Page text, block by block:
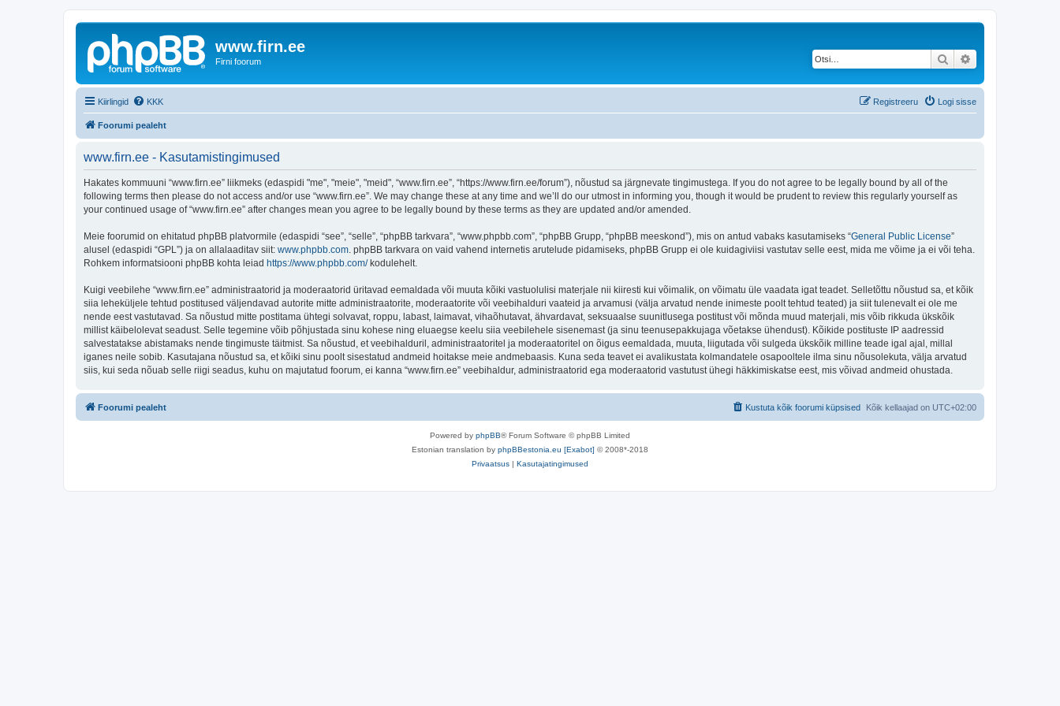
www.firn.ee
Firni foorum Otsi
Kiirlingid KKK Logi sisse
Registreeru
Foorumi pealeht
www.firn.ee - Kasutamistingimused
Hakates kommuuni “www.firn.ee” liikmeks (edaspidi "me", "meie", "meid", “www.firn.ee”, “https://www.firn.ee/forum”), nõustud sa järgnevate tingimustega. If you do not agree to be legally bound by all of the
following terms then please do not access and/or use “www.firn.ee”. We may change these at any time and we’ll do our utmost in informing you, though it would be prudent to review this regularly yourself as
your continued usage of “www.firn.ee” after changes mean you agree to be legally bound by these terms as they are updated and/or amended.
Meie foorumid on ehitatud phpBB platvormile (edaspidi “see”, “selle”, “phpBB tarkvara”, “www.phpbb.com”, “phpBB Grupp, “phpBB meeskond”), mis on antud vabaks kasutamiseks “General Public License”
alusel (edaspidi “GPL”) ja on allalaaditav siit: www.phpbb.com . phpBB tarkvara on vaid vahend internetis arutelude pidamiseks, phpBB Grupp ei ole kuidagiviisi vastutav selle eest, mida me võime ja ei või teha.
Rohkem informatsiooni phpBB kohta leiad https://www.phpbb.com/kodulehelt.
Kuigi veebilehe “www.firn.ee” administraatorid ja moderaatorid üritavad eemaldada või muuta kõiki vastuolulisi materjale nii kiiresti kui võimalik, on võimatu üle vaadata igat teadet. Selletõttu nõustud sa, et kõik
siia leheküljele tehtud postitused väljendavad autorite mitte administraatorite, moderaatorite või veebihalduri vaateid ja arvamusi (välja arvatud nende inimeste poolt tehtud teated) ja siit tulenevalt ei ole me
nende eest vastutavad. Sa nõustud mitte postitama ühtegi solvavat, roppu, labast, laimavat, vihaõhutavat, ähvardavat, seksuaalse suunitlusega postitust või mõnda muud materjali, mis võib rikkuda ükskõik
millist käibelolevat seadust. Selle tegemine võib põhjustada sinu kohese ning eluaegse keelu siia veebilehele sisenemast (ja sinu teenusepakkujaga võetakse ühendust). Kõikide postituste IP aadressid
salvestatakse abistamaks nende tingimuste täitmist. Sa nõustud, et veebihalduril, administraatoritel ja moderaatoritel on õigus eemaldada, muuta, liigutada või sulgeda ükskõik milline teade igal ajal, millal
iganes neile sobib. Kasutajana nõustud sa, et kõiki sinu poolt sisestatud andmeid hoitakse meie andmebaasis. Kuna seda teavet ei avalikustata kolmandatele osapooltele ilma sinu nõusolekuta, välja arvatud
siis, kui seda nõuab selle riigi seadus, kuhu on majutatud foorum, ei kanna “www.firn.ee” veebihaldur, administraatorid ega moderaatorid vastutust ühegi häkkimiskatse eest, mis võivad andmeid ohustada.
Foorumi pealeht Kõik kellaajad on UTC+02:00
Kustuta kõik foorumi küpsised
Powered by phpBB® Forum Software © phpBB Limited
Estonian translation by phpBBestonia.eu [Exabot] © 2008*-2018
Privaatsus | Kasutajatingimused